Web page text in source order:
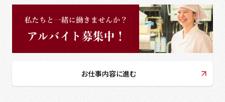
お仕事内容に進む